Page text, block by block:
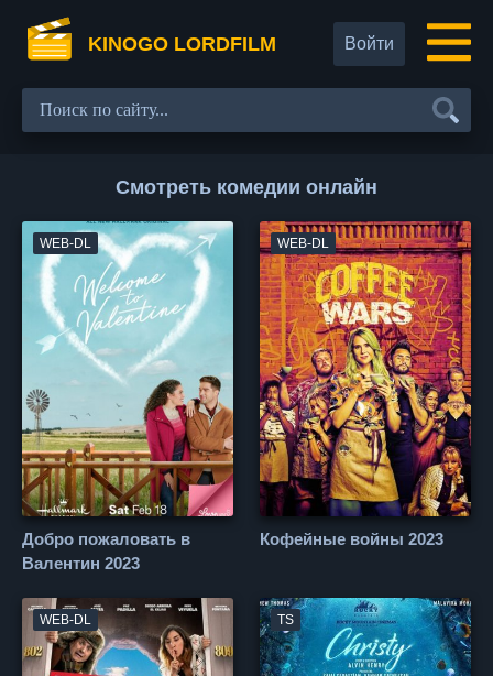
KINOGO LORDFILM Войти
Смотреть комедии онлайн
WEB-DL
Добро пожаловать в
Валентин 2023
WEB-DL
Кофейные войны 2023
WEB-DL TS